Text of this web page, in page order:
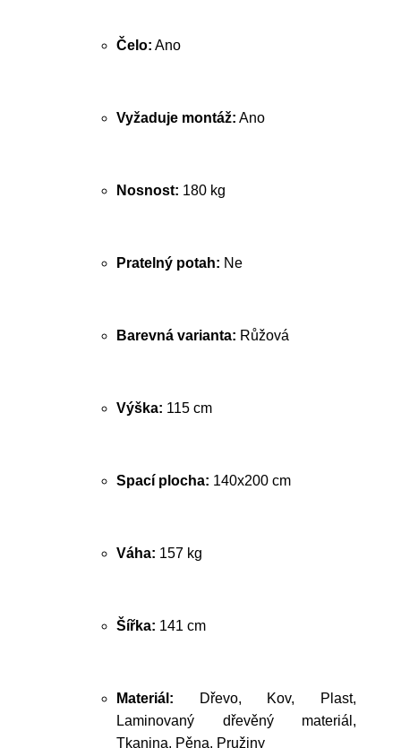
Čelo: Ano
Vyžaduje montáž: Ano
Nosnost: 180 kg
Pratelný potah: Ne
Barevná varianta: Růžová
Výška: 115 cm
Spací plocha: 140x200 cm
Váha: 157 kg
Šířka: 141 cm
Materiál: Dřevo, Kov, Plast,
Laminovaný dřevěný materiál,
Tkanina, Pěna, Pružiny